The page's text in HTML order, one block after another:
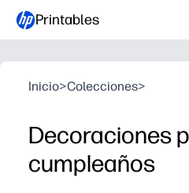
Printables
Inicio>Colecciones>
Decoraciones
cumpleaños